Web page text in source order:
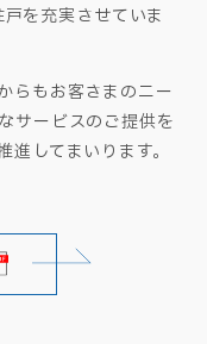
を充実させていま
らもお客さまのニー
サービスのご提供を
してまいります。